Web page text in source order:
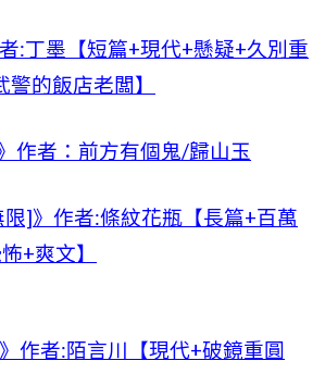
:丁墨【短篇+現代+懸疑+久別重
的飯店老闆】
作者：前方有個鬼/歸山玉
限]》作者:條紋花瓶【長篇+百萬
+爽文】
作者:陌言川【現代+破鏡重圓